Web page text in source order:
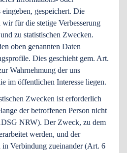
gespeichert. Die
für die stetige Verbesserung
zu statistischen Zwecken.
oben genannten Daten
Dies geschieht gem. Art.
Wahrnehmung der uns
im öffentlichen Interesse liegen.
Zwecken ist erforderlich
der betroffenen Person nicht
NRW). Der Zweck, zu dem
werden, und der
in Verbindung zueinander (Art. 6